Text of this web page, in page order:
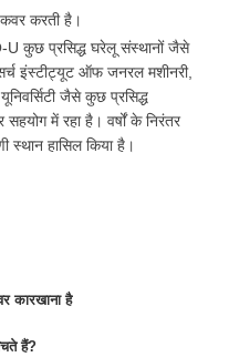
करती है।
U कुछ प्रसिद्ध घरेलू संस्थानों जैसे
इंस्टीट्यूट ऑफ जनरल मशीनरी,
जैसे कुछ प्रसिद्ध
सहयोग में रहा है। वर्षों के निरंतर
स्थान हासिल किया है।
कारखाना है
हैं?